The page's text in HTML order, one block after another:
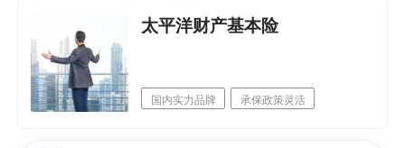
太平洋财产基本险
国内实力品牌
承保政策灵活